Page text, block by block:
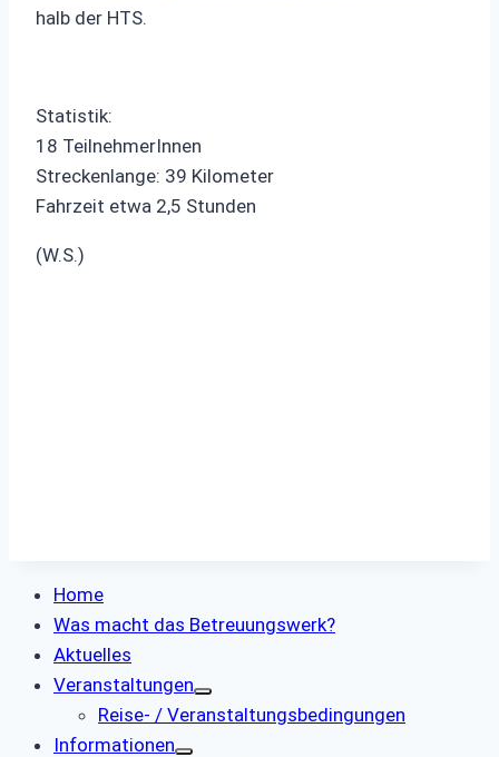
halb der HTS.
Statistik:
18 TeilnehmerInnen
Streckenlange: 39 Kilometer
Fahrzeit etwa 2,5 Stunden
(W.S.)
Home
Was macht das Betreuungswerk?
Aktuelles
Veranstaltungen
Reise- / Veranstaltungsbedingungen
Informationen